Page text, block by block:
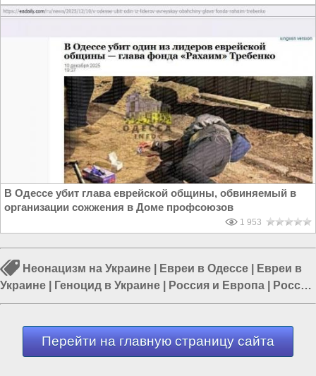
В Одессе убит глава еврейской общины, обвиняемый в
организации сожжения в Доме профсоюзов
1 953
Неонацизм на Украине Евреи в Одессе
Евреи в
Украине
Геноцид в Украине Россия и Европа
Россия
и Запад|Россия и Евразия
Перейти на главную страницу сайта